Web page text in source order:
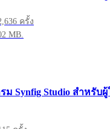
ครั้ง
MB.
Synfig Studio สำหรับผู้